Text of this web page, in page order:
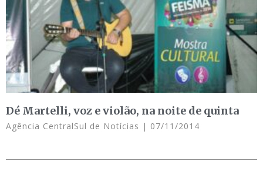
Dé Martelli, voz e violão, na noite de quinta
Agência CentralSul de Notícias 07/11/2014